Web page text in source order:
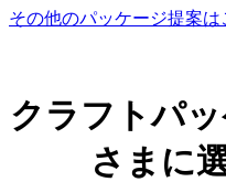
その他のパッケージ提案は
クラフトパ
さまに